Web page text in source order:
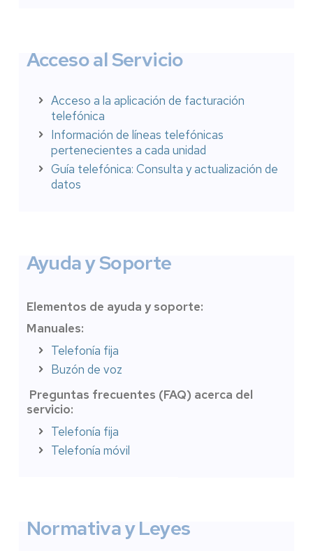
Acceso al Servicio
Acceso a la aplicación de facturación
telefónica
Información de líneas telefónicas
pertenecientes a cada unidad
Guía telefónica: Consulta y actualización de
datos
Ayuda y Soporte
Elementos de ayuda y soporte:
Manuales:
Telefonía fija
Buzón de voz
Preguntas frecuentes (FAQ) acerca del
servicio:
Telefonía fija
Telefonía móvil
Normativa y Leyes